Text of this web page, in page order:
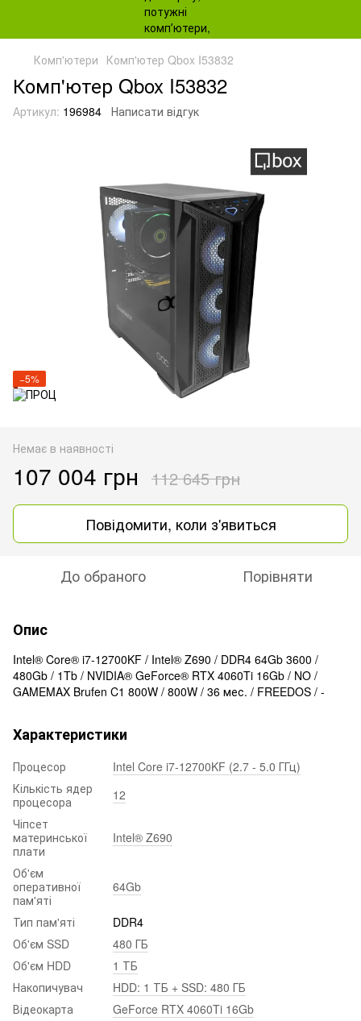
Комп'ютери Комп'ютер Qbox I53832
Комп'ютер Qbox I53832
Артикул: 196984 Написати відгук
−5%
Немає в наявності
107 004 грн 112 645 грн
Повідомити, коли з'явиться
До обраного Порівняти
Опис
Intel® Core® i7-12700KF / Intel® Z690 / DDR4 64Gb 3600 /
480Gb / 1Tb / NVIDIA® GeForce® RTX 4060Ti 16Gb / NO /
GAMEMAX Brufen C1 800W / 800W / 36 мес. / FREEDOS / -
Характеристики
Процесор
Intel Core i7-12700KF (2.7 - 5.0 ГГц)
Кількість ядер
процесора
12
Чіпсет
материнської
плати
Intel® Z690
Об'єм
оперативної
пам'яті
64Gb
Тип пам'яті
DDR4
Об'єм SSD
480 ГБ
Об'єм HDD
1 ТБ
Накопичувач
HDD: 1 ТБ + SSD: 480 ГБ
Відеокарта
GeForce RTX 4060Ti 16Gb